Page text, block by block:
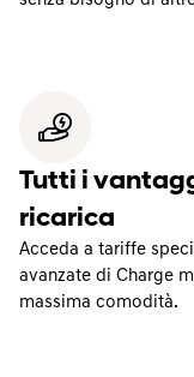
Tutti i
ricarica
Acceda a tariffe
avanzate di Charge
massima comodità.